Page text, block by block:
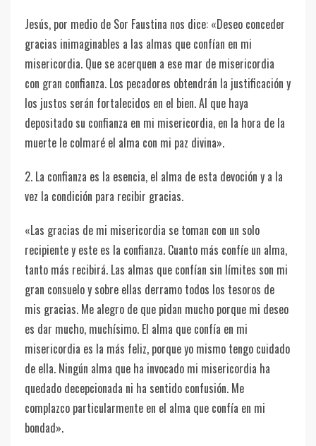
Jesús, por medio de Sor Faustina nos dice: «Deseo conceder
gracias inimaginables a las almas que confían en mi
misericordia. Que se acerquen a ese mar de misericordia
con gran confianza. Los pecadores obtendrán la justificación y
los justos serán fortalecidos en el bien. Al que haya
depositado su confianza en mi misericordia, en la hora de la
muerte le colmaré el alma con mi paz divina».
2. La confianza es la esencia, el alma de esta devoción y a la
vez la condición para recibir gracias.
«Las gracias de mi misericordia se toman con un solo
recipiente y este es la confianza. Cuanto más confíe un alma,
tanto más recibirá. Las almas que confían sin límites son mi
gran consuelo y sobre ellas derramo todos los tesoros de
mis gracias. Me alegro de que pidan mucho porque mi deseo
es dar mucho, muchísimo. El alma que confía en mi
misericordia es la más feliz, porque yo mismo tengo cuidado
de ella. Ningún alma que ha invocado mi misericordia ha
quedado decepcionada ni ha sentido confusión. Me
complazco particularmente en el alma que confía en mi
bondad».